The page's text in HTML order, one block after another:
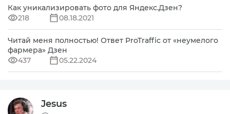
Как уникализировать фото для Яндекс.Дзен?
218
08.18.2021
Читай меня полностью! Ответ ProTraffic от «неумелого
фармера» Дзен
437
05.22.2024
Jesus